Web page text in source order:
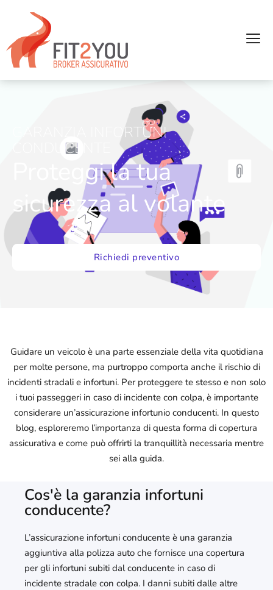
GARANZIA INFORTUNI
CONDUCENTE
Proteggi la tua
sicurezza al volante
Richiedi preventivo
Guidare un veicolo è una parte essenziale della vita quotidiana
per molte persone, ma purtroppo comporta anche il rischio di
incidenti stradali e infortuni. Per proteggere te stesso e non solo
i tuoi passeggeri in caso di incidente con colpa, è importante
considerare un’assicurazione infortunio conducenti. In questo
blog, esploreremo l’importanza di questa forma di copertura
assicurativa e come può offrirti la tranquillità necessaria mentre
sei alla guida.
Cos'è la garanzia infortuni
conducente?
L’assicurazione infortuni conducente è una garanzia
aggiuntiva alla polizza auto che fornisce una copertura
per gli infortuni subiti dal conducente in caso di
incidente stradale con colpa. I danni subiti dalle altre